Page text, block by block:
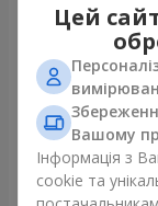
Букет "Кіото" з 5
хризантем
1 066 грн
Замовити
Цей
Вашому
Інформація з
cookie та